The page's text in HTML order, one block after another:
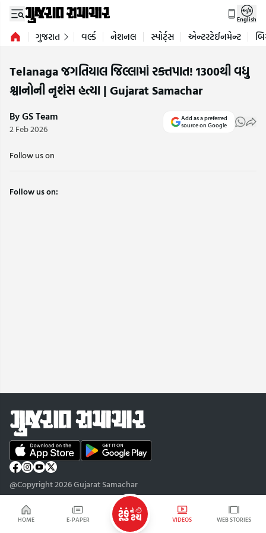
HOME E-PAPER VIDEOS WEB STORIES
English
ગુજરાત વર્લ્ડ નેશનલ સ્પોર્ટ્સ એન્ટરટેઈનમેન્ટ
Telanaga જગતિયાલ જિલ્લામાં રક્તપાત! 1300થી વધુ
શ્વાનોની નૃશંસ હત્યા | Gujarat Samachar
By GS Team
2 Feb 2026
Add as a preferred
source on Google
Follow us on
Follow us on:
@Copyright 2026 Gujarat Samachar